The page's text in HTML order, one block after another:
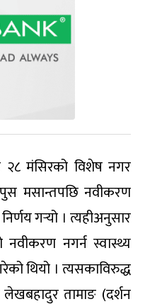
मंसिरको विशेष नगर
मसान्तपछि नवीकरण
गर्‍यो । त्यहीअनुसार
नवीकरण नगर्न स्वास्थ्य
थियो । त्यसकाविरुद्ध
तामाङ (दर्शन